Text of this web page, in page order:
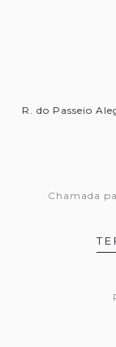
R. do Passeio
Chamada